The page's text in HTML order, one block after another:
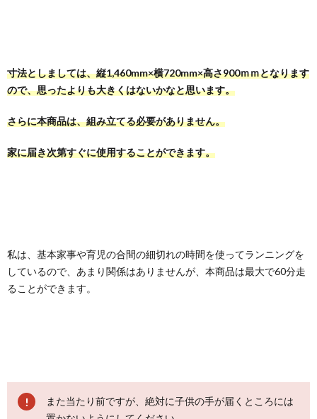
寸法としましては、縦1,460mm×横720mm×高さ900ｍｍとなります
ので、思ったよりも大きくはないかなと思います。
さらに本商品は、組み立てる必要がありません。
家に届き次第すぐに使用することができます。
私は、基本家事や育児の合間の細切れの時間を使ってランニングを
しているので、あまり関係はありませんが、本商品は最大で60分走
ることができます。
また当たり前ですが、絶対に子供の手が届くところには